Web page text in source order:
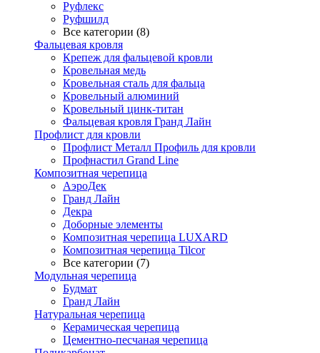
Руфлекс
Руфшилд
Все категории (8)
Фальцевая кровля
Крепеж для фальцевой кровли
Кровельная медь
Кровельная сталь для фальца
Кровельный алюминий
Кровельный цинк-титан
Фальцевая кровля Гранд Лайн
Профлист для кровли
Профлист Металл Профиль для кровли
Профнастил Grand Line
Композитная черепица
АэроДек
Гранд Лайн
Декра
Доборные элементы
Композитная черепица LUXARD
Композитная черепица Tilcor
Все категории (7)
Модульная черепица
Будмат
Гранд Лайн
Натуральная черепица
Керамическая черепица
Цементно-песчаная черепица